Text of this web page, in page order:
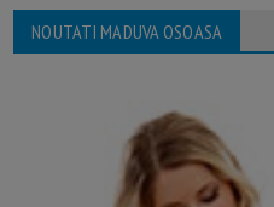
NOUTATI MADUVA OSOASA